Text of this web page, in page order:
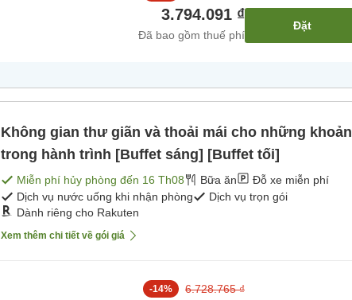
3.794.091 ₫
Đã bao gồm thuế phí
Đặt
Không gian thư giãn và thoải mái cho những
trong hành trình [Buffet sáng] [Buffet tối]
Miễn phí hủy phòng đến 16 Th08 Bữa ăn
Đỗ xe miễn phí
Dịch vụ nước uống khi nhận phòng
Dịch vụ trọn gói
Dành riêng cho Rakuten
Xem thêm chi tiết về gói giá
-14% 6.728.765 ₫